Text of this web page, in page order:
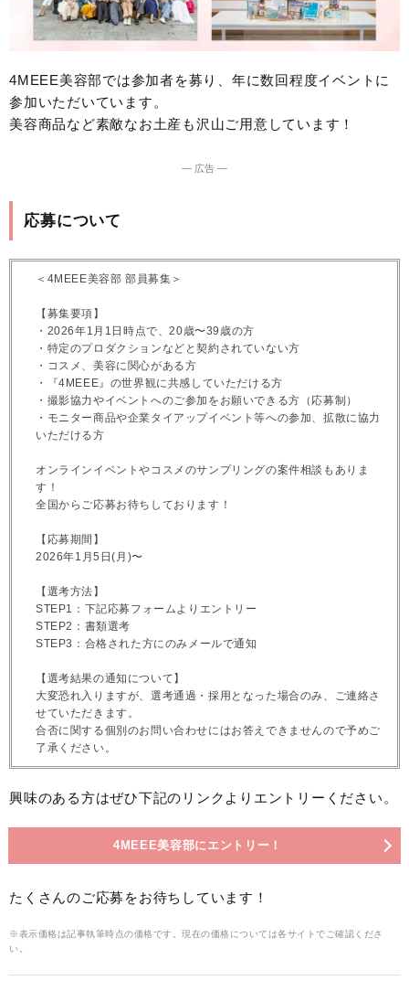
4MEEE美容部では参加者を募り、年に数回程度イベントに
参加いただいています。
美容商品など素敵なお土産も沢山ご用意しています！
― 広告 ―
応募について
＜4MEEE美容部 部員募集＞
【募集要項】
・2026年1月1日時点で、20歳〜39歳の方
・特定のプロダクションなどと契約されていない方
・コスメ、美容に関心がある方
・『4MEEE』の世界観に共感していただける方
・撮影協力やイベントへのご参加をお願いできる方（応募制）
・モニター商品や企業タイアップイベント等への参加、拡散に協力
いただける方
オンラインイベントやコスメのサンプリングの案件相談もありま
す！
全国からご応募お待ちしております！
【応募期間】
2026年1月5日(月)〜
【選考方法】
STEP1：下記応募フォームよりエントリー
STEP2：書類選考
STEP3：合格された方にのみメールで通知
【選考結果の通知について】
大変恐れ入りますが、選考通過・採用となった場合のみ、ご連絡さ
せていただきます。
合否に関する個別のお問い合わせにはお答えできませんので予めご
了承ください。
興味のある方はぜひ下記のリンクよりエントリーください。
4MEEE美容部にエントリー！
たくさんのご応募をお待ちしています！
※表示価格は記事執筆時点の価格です。現在の価格については各サイトでご確認くださ
い。